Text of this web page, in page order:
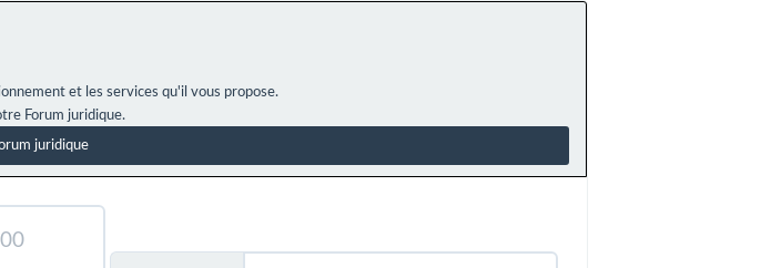
et les services qu'il vous propose.
Forum juridique.
juridique